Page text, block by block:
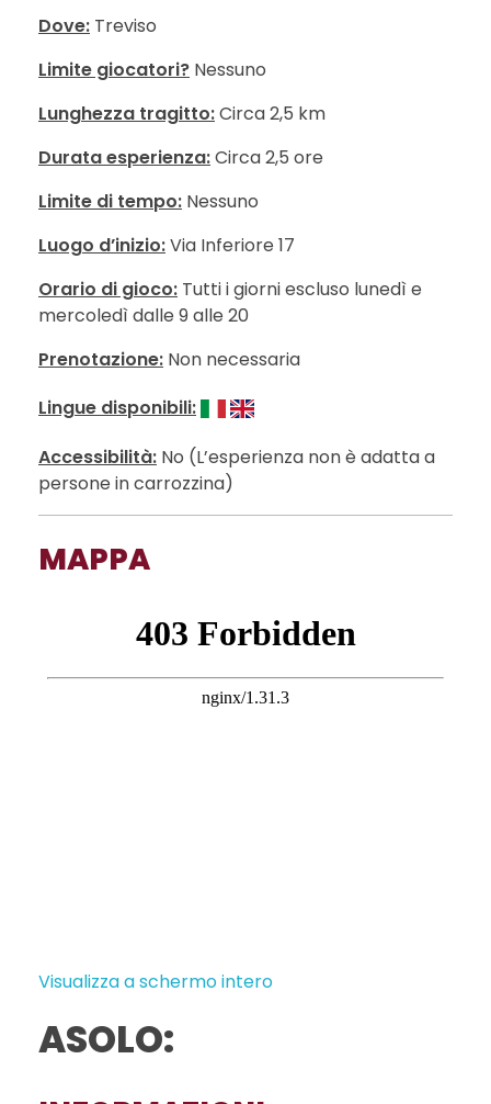
Dove: Treviso
Limite giocatori? Nessuno
Lunghezza tragitto:Circa 2,5 km
Durata esperienza:Circa 2,5 ore
Limite di tempo: Nessuno
Luogo d’inizio:Via Inferiore 17
Orario di gioco: Tutti i giorni escluso lunedì e
mercoledì dalle 9 alle 20
Prenotazione: Non necessaria
Lingue disponibili:
Accessibilità: No (L’esperienza non è adatta a
persone in carrozzina)
MAPPA
Visualizza a schermo intero
ASOLO: